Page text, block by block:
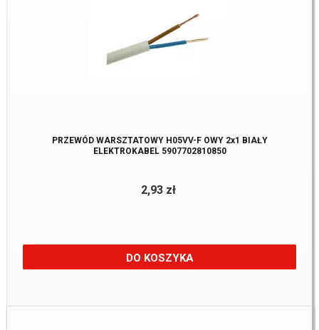
PRZEWÓD WARSZTATOWY H05VV-F OWY 2x1 BIAŁY
ELEKTROKABEL 5907702810850
2,93 zł
DO KOSZYKA
Dostępne:793 m.